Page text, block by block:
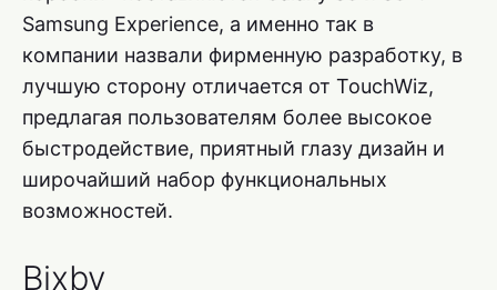
Samsung Experience, а именно так в
компании назвали фирменную разработку, в
лучшую сторону отличается от TouchWiz,
предлагая пользователям более высокое
быстродействие, приятный глазу дизайн и
широчайший набор функциональных
возможностей.
Bixby